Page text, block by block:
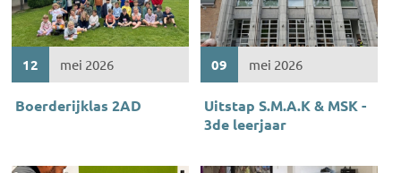
12 mei 2026
Boerderijklas 2AD
09 mei 2026
Uitstap S.M.A.K & MSK -
3de leerjaar